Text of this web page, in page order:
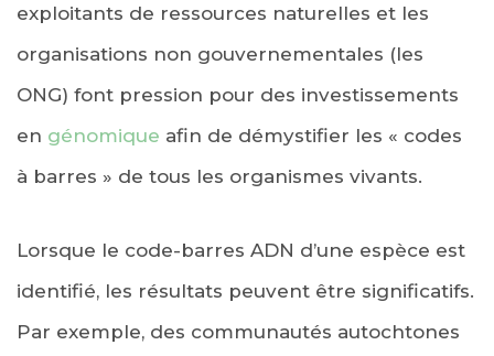
exploitants de ressources naturelles et les
organisations non gouvernementales (les
ONG) font pression pour des investissements
en génomique afin de démystifier les « codes
à barres » de tous les organismes vivants.
Lorsque le code-barres ADN d’une espèce est
identifié, les résultats peuvent être significatifs.
Par exemple, des communautés autochtones